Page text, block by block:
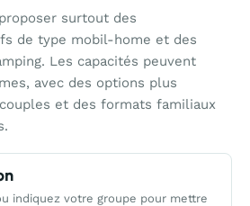
surtout des
de type mobil-home et des
Les capacités peuvent
avec des options plus
et des formats familiaux
indiquez votre groupe pour mettre